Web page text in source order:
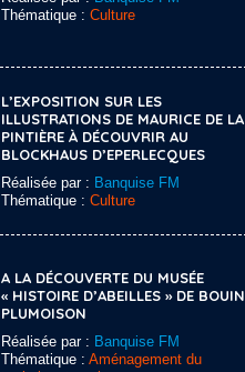
Thématique : Culture
L’EXPOSITION SUR LES
ILLUSTRATIONS DE MAURICE DE LA
PINTIÈRE À DÉCOUVRIR AU
BLOCKHAUS D’EPERLECQUES
Réalisée par : Banquise FM
Thématique : Culture
A LA DÉCOUVERTE DU MUSÉE
« HISTOIRE D’ABEILLES » DE BOUIN
PLUMOISON
Réalisée par : Banquise FM
Thématique : Aménagement du